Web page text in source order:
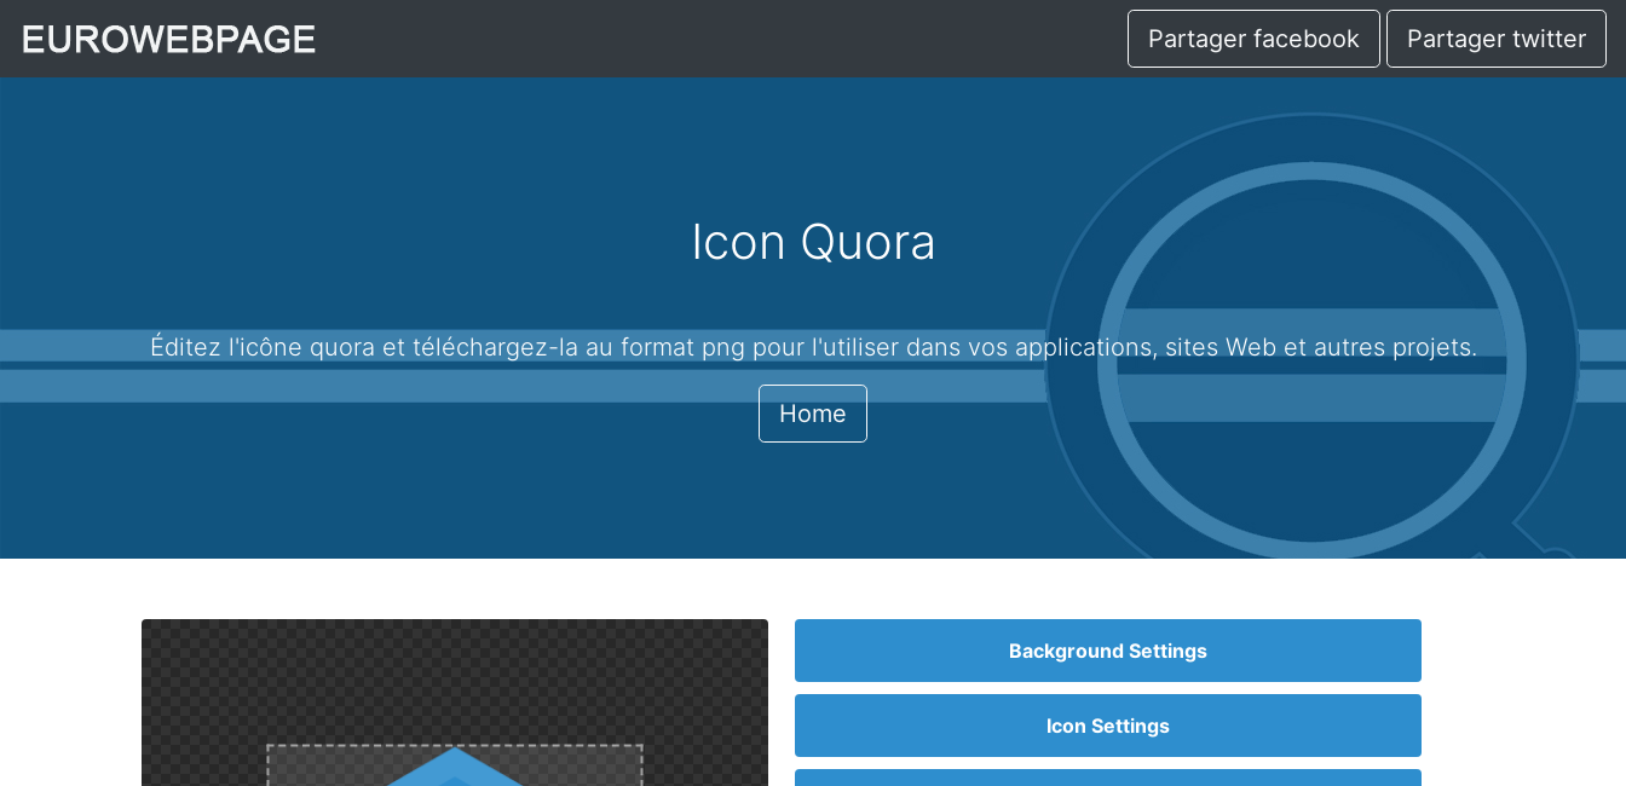
Partager facebook Partager twitter
Icon Quora
Éditez l'icône quora et téléchargez-la au format png pour l'utiliser dans vos applications, sites Web et autres projets.
Home
Background Settings
Icon Settings